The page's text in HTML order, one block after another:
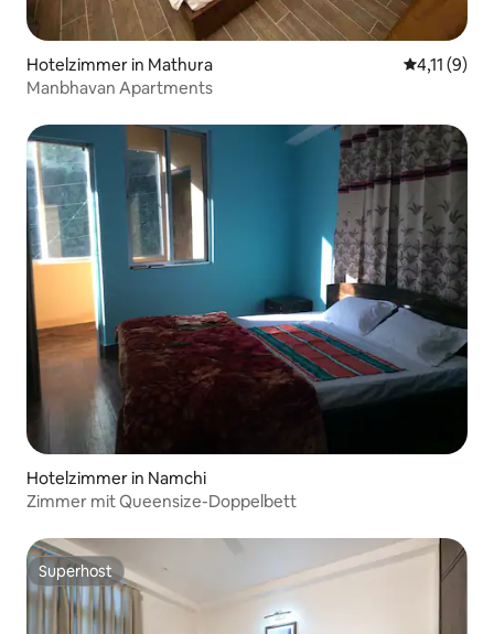
Hotelzimmer in Mathura
4,11 (9)
Manbhavan Apartments
Hotelzimmer in Namchi
Zimmer mit Queensize-Doppelbett
Superhost
Superhost